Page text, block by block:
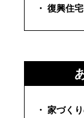
・ 復興住宅
・ 家づく